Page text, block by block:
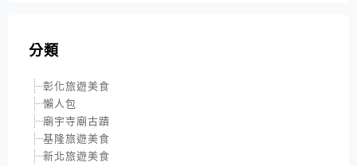
分類
彰化旅遊美食
懶人包
廟宇寺廟古蹟
基隆旅遊美食
新北旅遊美食